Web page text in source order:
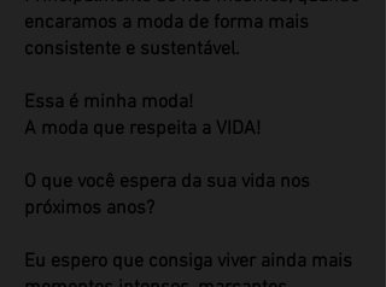
encaramos a moda de forma mais
consistente e sustentável.
Essa é minha moda!
A moda que respeita a VIDA!
​O que você espera da sua vida nos
próximos anos?
Eu espero que consiga viver ainda mais